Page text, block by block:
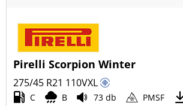
Pirelli Scorpion Winter
275/45 R21 110VXL
C B 73 db PMSF